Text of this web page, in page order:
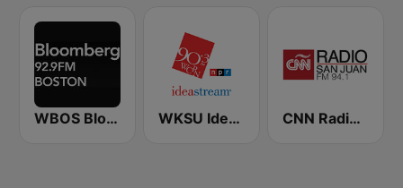
WBOS Bloomberg 92.9 Boston WKSU Ideastream Public Media CNN Radio San Juan 94.1 FM